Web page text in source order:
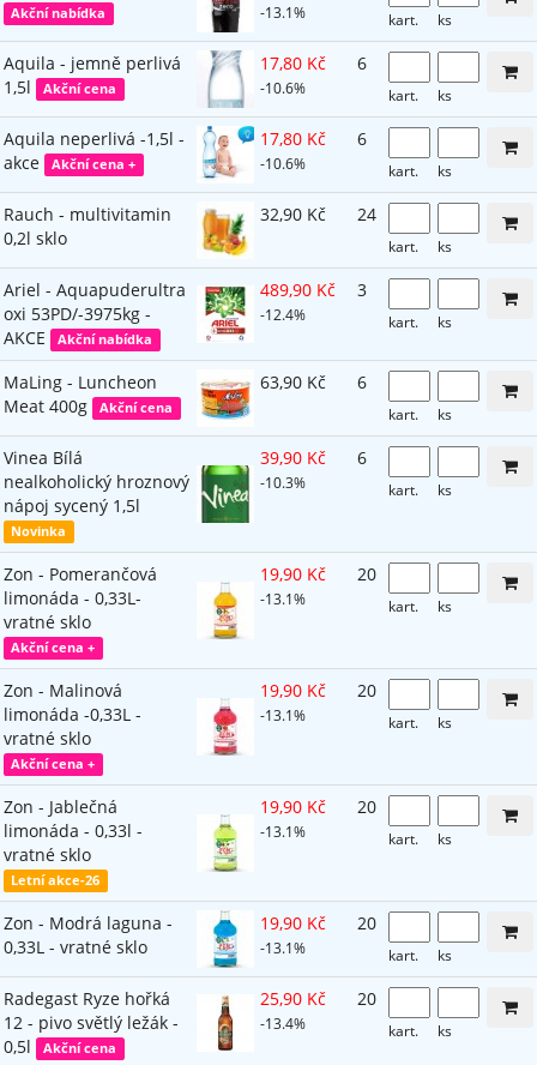
Akční nabídka -13.1% kart. ks
Aquila - jemně perlivá
1,5l
Akční cena
17,80 Kč
-10.6%
6
kart. ks
Aquila neperlivá -1,5l -
akce
Akční cena +
17,80 Kč
-10.6%
6
kart. ks
Rauch - multivitamin
0,2l sklo
32,90 Kč 24
kart. ks
Ariel - Aquapuderultra
oxi 53PD/-3975kg -
AKCE
Akční nabídka
489,90 Kč
-12.4%
3
kart. ks
MaLing - Luncheon
Meat 400g
Akční cena
63,90 Kč 6
kart. ks
Vinea Bílá
nealkoholický hroznový
nápoj sycený 1,5l
Novinka
39,90 Kč
-10.3%
6
kart. ks
Zon - Pomerančová
limonáda - 0,33L-
vratné sklo
Akční cena +
19,90 Kč
-13.1%
20
kart. ks
Zon - Malinová
limonáda -0,33L -
vratné sklo
Akční cena +
19,90 Kč
-13.1%
20
kart. ks
Zon - Jablečná
limonáda - 0,33l -
vratné sklo
Letní akce-26
19,90 Kč
-13.1%
20
kart. ks
Zon - Modrá laguna -
0,33L - vratné sklo
19,90 Kč
-13.1%
20
kart. ks
Radegast Ryze hořká
12 - pivo světlý ležák -
0,5l
Akční cena
25,90 Kč
-13.4%
20
kart. ks